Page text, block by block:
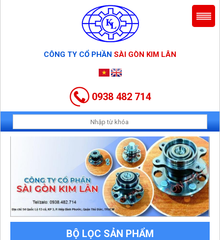
CÔNG TY CỔ PHẦN SÀI GÒN KIM LÂN
0938 482 714
BỘ LỌC SẢN PHẨM